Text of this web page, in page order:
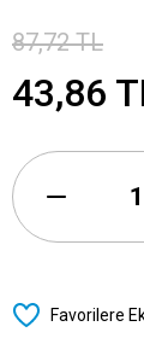
87,72 TL
43,86